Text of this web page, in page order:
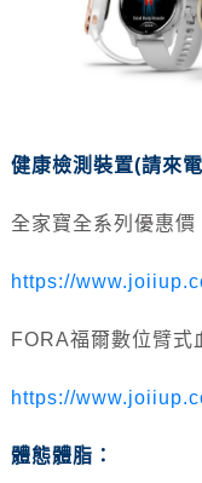
健康檢測裝置(請來
全家寶全系列優惠價
https://
FORA福爾數位臂式
https://
體態體脂：